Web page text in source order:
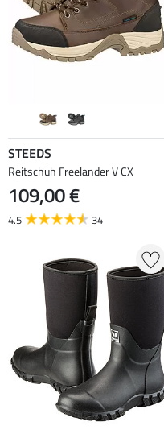
STEEDS
Reitschuh Freelander V CX
109,00 €
4.5 34